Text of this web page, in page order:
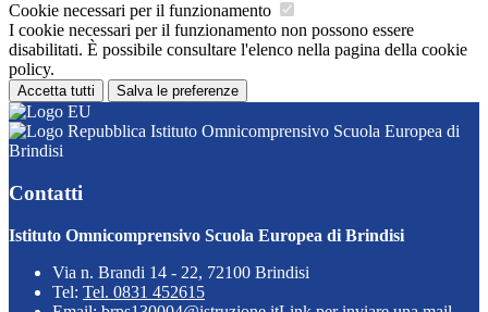
Cookie necessari per il funzionamento
I cookie necessari per il funzionamento non possono essere
disabilitati. È possibile consultare l'elenco nella pagina della cookie
policy.
Accetta tutti Salva le preferenze
Istituto Omnicomprensivo Scuola Europea di
Brindisi
Contatti
Istituto Omnicomprensivo Scuola Europea di Brindisi
Via n. Brandi 14 - 22, 72100 Brindisi
Tel: Tel. 0831 452615